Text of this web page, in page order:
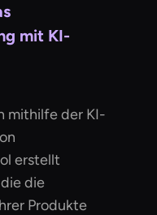
mit KI-
mithilfe der KI-
erstellt
die
Produkte